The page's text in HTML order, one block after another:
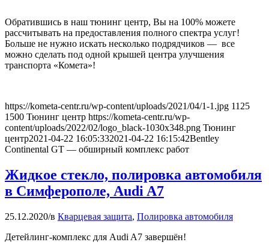
Обратившись в наш тюнинг центр, Вы на 100% можете
рассчитывать на предоставления полного спектра услуг!
Больше не нужно искать несколько подрядчиков — все
можно сделать под одной крышей центра улучшения
транспорта «Комета»!
https://kometa-centr.ru/wp-content/uploads/2021/04/1-1.jpg 1125
1500 Тюнинг центр https://kometa-centr.ru/wp-
content/uploads/2022/02/logo_black-1030x348.png Тюнинг
центр2021-04-22 16:05:332021-04-22 16:15:42Bentley
Continental GT — обширный комплекс работ
Жидкое стекло, полировка автомобиля
в Симферополе, Audi A7
25.12.2020/в Кварцевая защита, Полировка автомобиля
Детейлинг-комплекс для Audi A7 завершён!